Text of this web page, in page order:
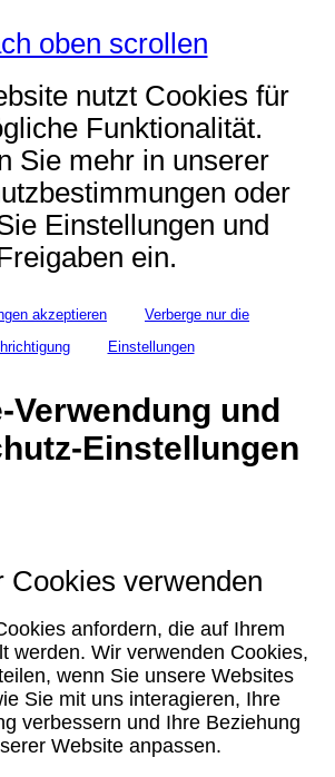
oben scrollen
nutzt Cookies für
Funktionalität.
Sie mehr in unserer
oder
Einstellungen und
ein.
akzeptieren
Verberge nur die
Einstellungen
Verwendung und
Einstellungen
Cookies verwenden
anfordern, die auf Ihrem
werden. Wir verwenden Cookies,
wenn Sie unsere Websites
Sie mit uns interagieren, Ihre
verbessern und Ihre Beziehung
Website anpassen.